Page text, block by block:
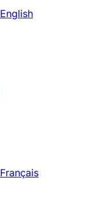
English
Français